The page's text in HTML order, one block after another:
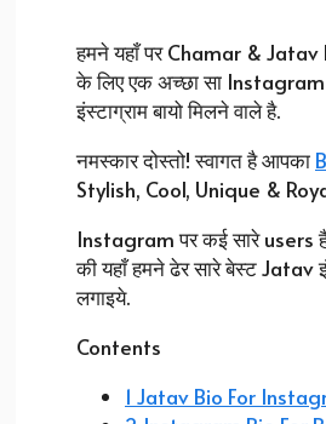
हमने यहाँ पर Chamar & Jatav
के लिए एक अच्छा सा Instagram
इंस्टाग्राम बायो मिलने वाले है.
नमस्कार दोस्तो! स्वागत है आपका
Stylish, Cool, Unique &
Instagram पर कई सारे users
की यहाँ हमने ढेर सारे बेस्ट Jatav
लगाइये.
Contents
1 Jatav Bio For